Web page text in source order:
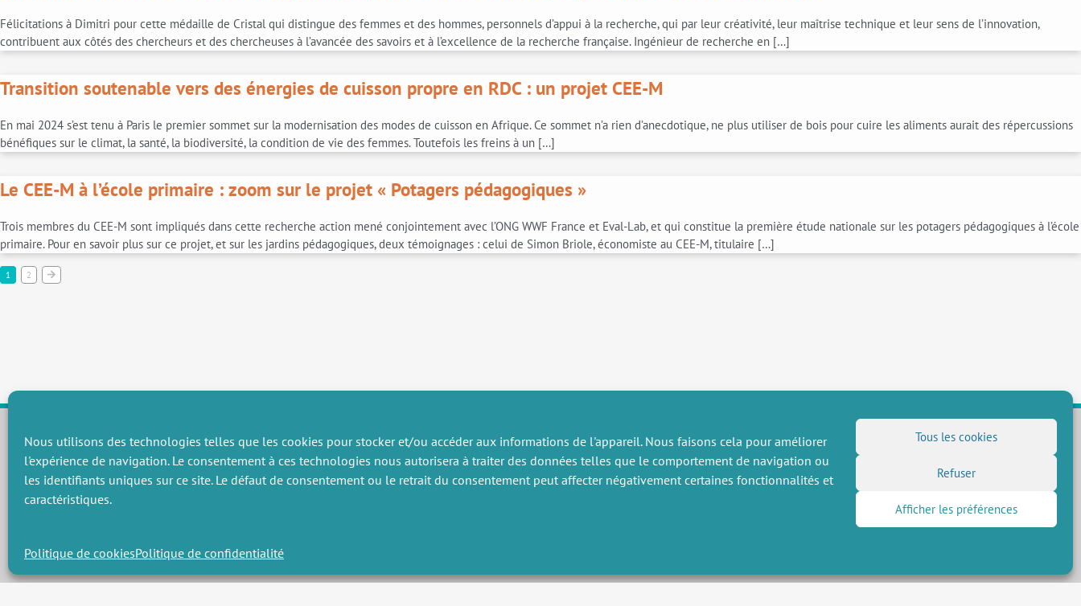
Nous utilisons des technologies telles que les cookies pour stocker et/ou accéder aux informations de l'appareil. Nous faisons cela pour améliorer
l'expérience de navigation. Le consentement à ces technologies nous autorisera à traiter des données telles que le comportement de navigation ou
les identifiants uniques sur ce site. Le défaut de consentement ou le retrait du consentement peut affecter négativement certaines fonctionnalités et
caractéristiques.
Tous les cookies
Refuser
Afficher les préférences
Politique de cookiesPolitique de confidentialité
Félicitations à Dimitri pour cette médaille de Cristal qui distingue des femmes et des hommes, personnels d’appui à la recherche, qui par leur créativité, leur maîtrise technique et leur sens de l’innovation,
contribuent aux côtés des chercheurs et des chercheuses à l’avancée des savoirs et à l’excellence de la recherche française. Ingénieur de recherche en […]
Transition soutenable vers des énergies de cuisson propre en RDC : un projet CEE-M
En mai 2024 s’est tenu à Paris le premier sommet sur la modernisation des modes de cuisson en Afrique. Ce sommet n’a rien d’anecdotique, ne plus utiliser de bois pour cuire les aliments aurait des répercussions
bénéfiques sur le climat, la santé, la biodiversité, la condition de vie des femmes. Toutefois les freins à un […]
Le CEE-M à l’école primaire : zoom sur le projet « Potagers pédagogiques »
Trois membres du CEE-M sont impliqués dans cette recherche action mené conjointement avec l’ONG WWF France et Eval-Lab, et qui constitue la première étude nationale sur les potagers pédagogiques à l’école
primaire. Pour en savoir plus sur ce projet, et sur les jardins pédagogiques, deux témoignages : celui de Simon Briole, économiste au CEE-M, titulaire […]
1 2
CHAMPS THÉMATIQUES
Préservation des ressources naturelles et de la biodiversité
Vers une gouvernance environnementale efficace et équitable
RECHERCHE DIVERS NOUS SUIVRE
Flux RSS
Réseaux sociaux